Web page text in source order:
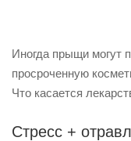
Иногда прыщи могут
просроченную
Что касается
Стресс +